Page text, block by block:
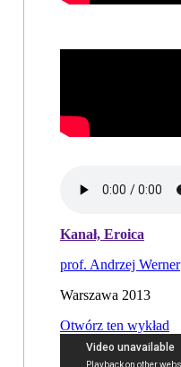
Kanał, Eroica
prof. Andrzej Werner
Warszawa 2013
Otwórz ten wykład